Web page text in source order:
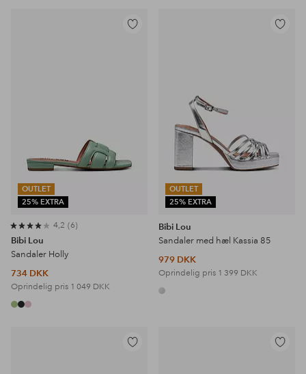
OUTLET
25% EXTRA
Tilføj
4,2 6
Bibi Lou
Sandaler Holly
734 DKK
Oprindelig pris 1 049 DKK
OUTLET
25% EXTRA
Tilføj
Bibi Lou
Sandaler med hæl Kassia 85
979 DKK
Oprindelig pris 1 399 DKK
Tilføj
Tilføj